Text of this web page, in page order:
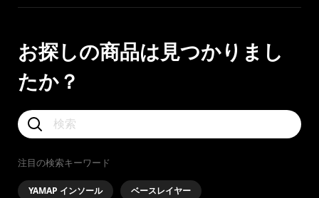
お探しの商品は見つかりまし
たか？
注目の検索キーワード
YAMAP インソール ベースレイヤー